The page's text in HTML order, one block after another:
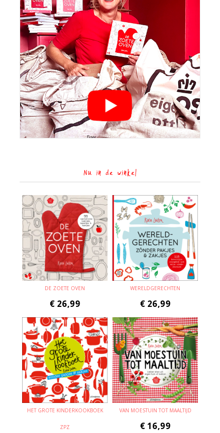
Nu in de winkel
DE ZOETE OVEN
€ 26,99
WERELDGERECHTEN
€ 26,99
HET GROTE KINDERKOOKBOEK
ZPZ
VAN MOESTUIN TOT MAALTIJD
€ 16,99